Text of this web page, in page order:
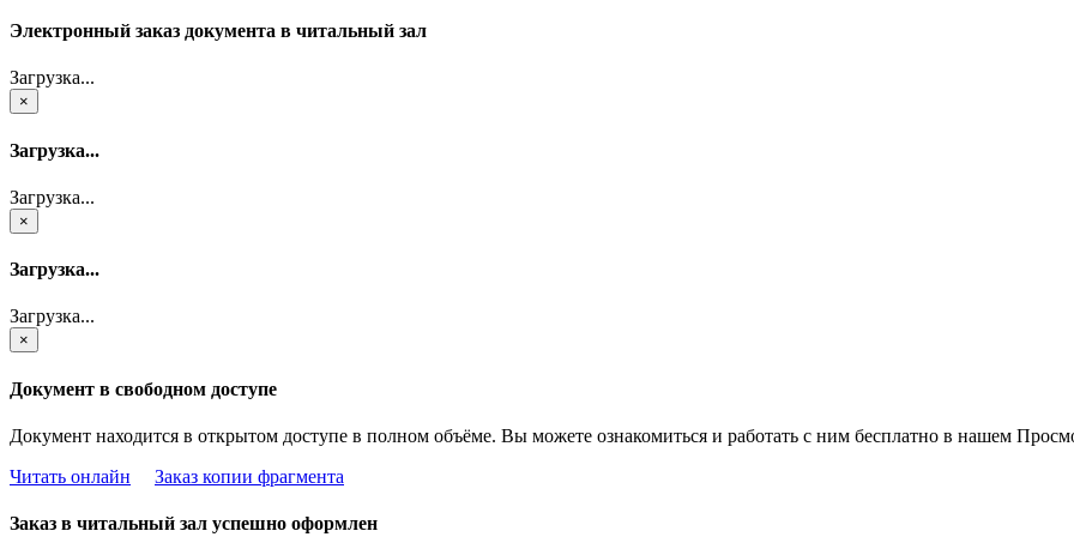
Электронный заказ документа в читальный зал
Загрузка...
×
Загрузка...
Загрузка...
×
Загрузка...
Загрузка...
×
Документ в свободном доступе
Документ находится в открытом доступе в полном объёме. Вы можете ознакомиться и работать с ним бесплатно в нашем
Читать онлайн
Заказ копии фрагмента
Заказ в читальный зал успешно оформлен